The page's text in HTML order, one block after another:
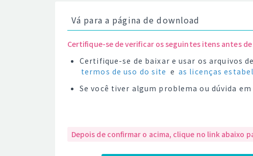
Vá para a página de download
Certifique-se de verificar os seguintes itens antes de
Certifique-se de baixar e usar os arquivos
termos de uso do site e as licenças
Se você tiver algum problema ou dúvida
Depois de confirmar o acima, clique no link abaixo